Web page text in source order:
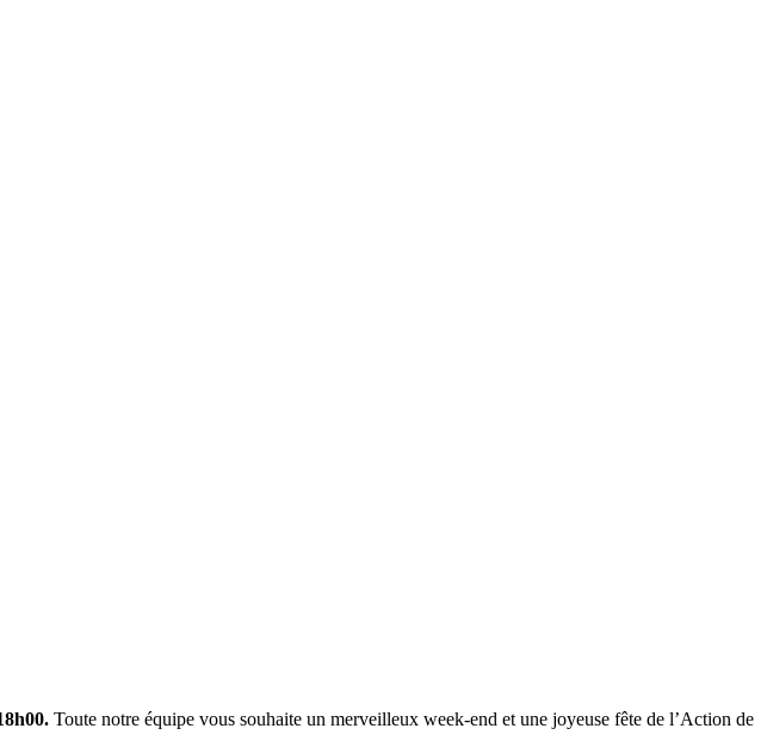
Toute notre équipe vous souhaite un merveilleux week-end et une joyeuse fête de l’Action de